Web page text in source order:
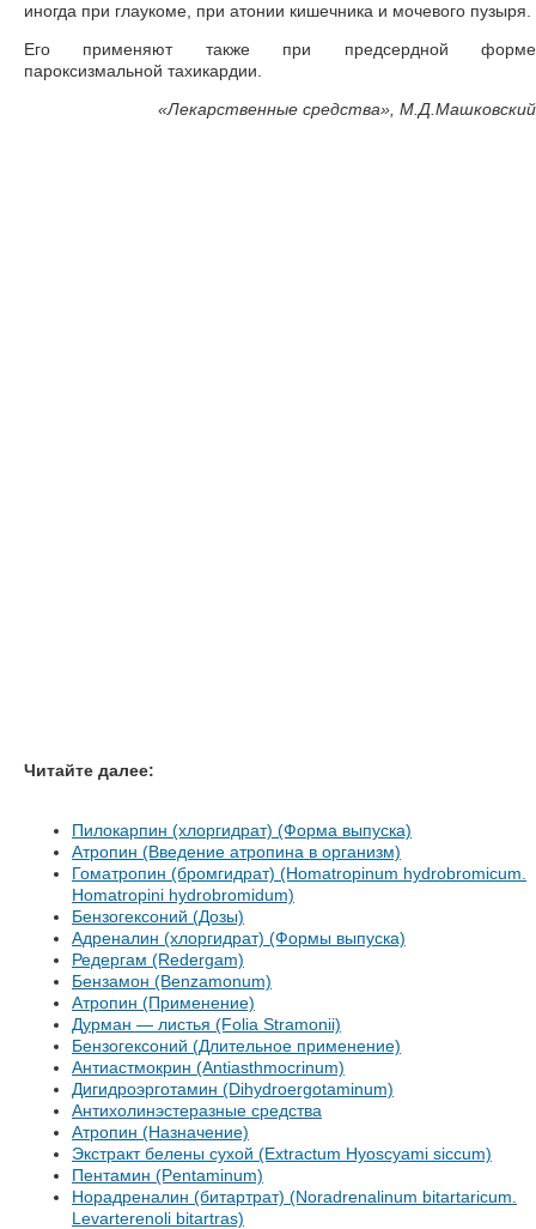
иногда при глаукоме, при атонии кишечника и мочевого пузыря.
Его применяют также при предсердной форме
пароксизмальной тахикардии.
«Лекарственные средства», М.Д.Машковский
Читайте далее:
Пилокарпин (хлоргидрат) (Форма выпуска)
Атропин (Введение атропина в организм)
Гоматропин (бромгидрат) (Homatropinum hydrobromicum.
Ноmatropini hydrobromidum)
Бензогексоний (Дозы)
Адреналин (хлоргидрат) (Формы выпуска)
Редергам (Redergam)
Бензамон (Benzamonum)
Атропин (Применение)
Дурман — листья (Folia Stramonii)
Бензогексоний (Длительное применение)
Антиастмокрин (Antiasthmocrinum)
Дигидроэрготамин (Dihydroergotaminum)
Антихолинэстеразные средства
Атропин (Назначение)
Экстракт белены сухой (Extractum Hyoscyami siccum)
Пентамин (Pentaminum)
Норадреналин (битартрат) (Noradrenalinum bitartaricum.
Levarterenoli bitartras)